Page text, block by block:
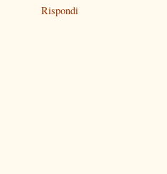
Rispondi